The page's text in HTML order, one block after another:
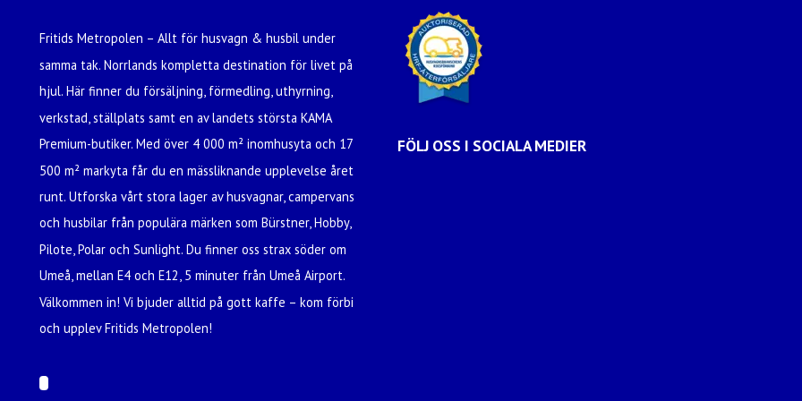
Fritids Metropolen – Allt för husvagn & husbil under
samma tak. Norrlands kompletta destination för livet på
hjul. Här finner du försäljning, förmedling, uthyrning,
verkstad, ställplats samt en av landets största KAMA
Premium-butiker. Med över 4 000 m² inomhusyta och 17
500 m² markyta får du en mässliknande upplevelse året
runt. Utforska vårt stora lager av husvagnar, campervans
och husbilar från populära märken som Bürstner, Hobby,
Pilote, Polar och Sunlight. Du finner oss strax söder om
Umeå, mellan E4 och E12, 5 minuter från Umeå Airport.
Välkommen in! Vi bjuder alltid på gott kaffe – kom förbi
och upplev Fritids Metropolen!
FÖLJ OSS I SOCIALA MEDIER